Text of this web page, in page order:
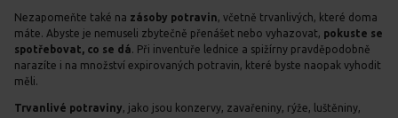
Nezapomeňte také na zásoby potravin, včetně trvanlivých, které doma
máte. Abyste je nemuseli zbytečně přenášet nebo vyhazovat, pokuste se
spotřebovat, co se dá. Při inventuře lednice a spižírny pravděpodobně
narazíte i na množství expirovaných potravin, které byste naopak vyhodit
měli.
Trvanlivé potraviny, jako jsou konzervy, zavařeniny, rýže, luštěniny,